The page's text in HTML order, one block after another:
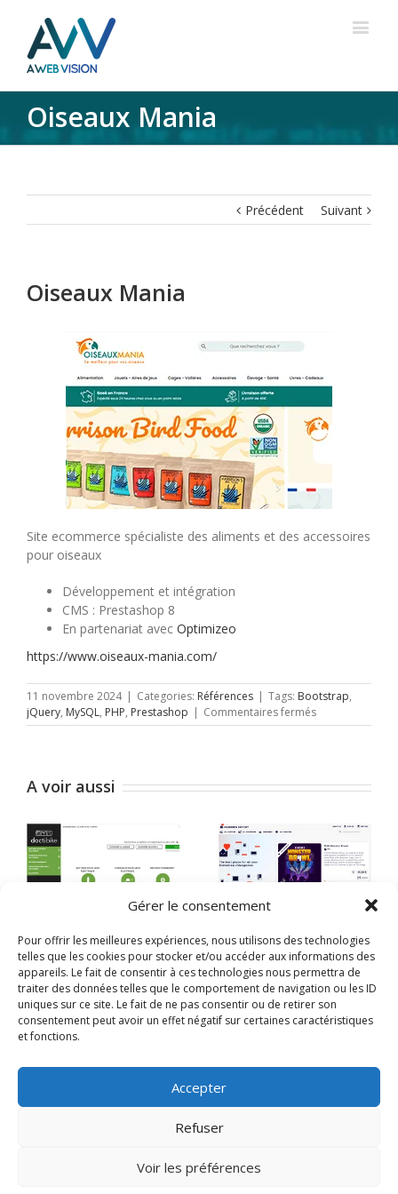
Gérer le consentement
Pour offrir les meilleures expériences, nous utilisons des technologies
telles que les cookies pour stocker et/ou accéder aux informations des
appareils. Le fait de consentir à ces technologies nous permettra de
traiter des données telles que le comportement de navigation ou les ID
uniques sur ce site. Le fait de ne pas consentir ou de retirer son
consentement peut avoir un effet négatif sur certaines caractéristiques
et fonctions.
Accepter
Refuser
Voir les préférences
Oiseaux Mania
Précédent Suivant
Oiseaux Mania
Site ecommerce spécialiste des aliments et des accessoires
pour oiseaux
Développement et intégration
CMS : Prestashop 8
En partenariat avec Optimizeo
https://www.oiseaux-mania.com/
11 novembre 2024 | Categories: Références | Tags: Bootstrap,
jQuery, MySQL, PHP, Prestashop | Commentaires ferméssur
Oiseaux
A voir aussi
Mario Bertulli
2 mars 2026 |
Commentaires ferméssur
Mario
Bertulli
Homebrew factory
26 mars 2025 |
Commentaires fermés sur
Homebrew
factory
Contact / Demande de devis